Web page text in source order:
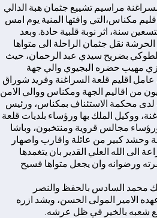
مراسيم تشييع جثمان هبة الدالي
مكناس،التي وافتها المنية يوم امس
سنة، اثر نوبة قلبية حادة. وبعد
نقل جثمان الراحلة الى متواها
الطوكي بضريح سيدي عبد الرحمان، حيث
مهيب حضره البجيوي والي جهة
اقليم قلعة السراغنة وفريد شوراق
من اقاليم الجهة ومكناس ووالي الامن
لدى محكمة الاستئناف بمكناس، ورئيس
ووكيل الملك بها ورؤساء بلديات قلعة
مجالس قروية ومنتخبون، وباشا
وحشد كبير من عائلة واقارب واصهار
الى الله العلي القدير بان يتغمدها
ورضوانه وان يجعل متواها فسيح
محمد السادس بالحفظ والنصر
الامير المولى الحسن، ويشد ازره
شعبه بالخير في ظل عرشه.